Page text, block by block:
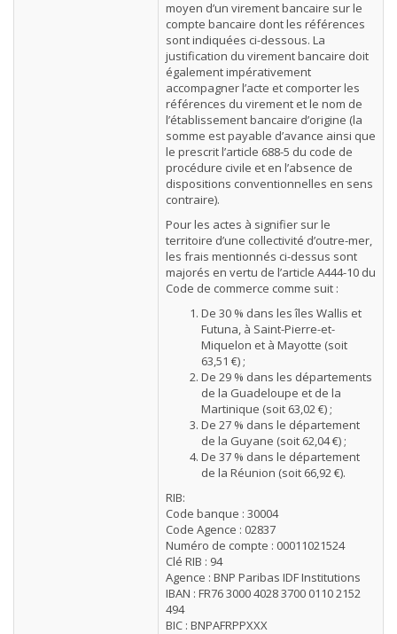
moyen d’un virement bancaire sur le
compte bancaire dont les références
sont indiquées ci-dessous. La
justification du virement bancaire doit
également impérativement
accompagner l’acte et comporter les
références du virement et le nom de
l’établissement bancaire d’origine (la
somme est payable d’avance ainsi que
le prescrit l’article 688-5 du code de
procédure civile et en l’absence de
dispositions conventionnelles en sens
contraire).
Pour les actes à signifier sur le
territoire d’une collectivité d’outre-mer,
les frais mentionnés ci-dessus sont
majorés en vertu de l’article A444-10 du
Code de commerce comme suit :
De 30 % dans les îles Wallis et
Futuna, à Saint-Pierre-et-
Miquelon et à Mayotte (soit
63,51 €) ;
De 29 % dans les départements
de la Guadeloupe et de la
Martinique (soit 63,02 €) ;
De 27 % dans le département
de la Guyane (soit 62,04 €) ;
De 37 % dans le département
de la Réunion (soit 66,92 €).
RIB:
Code banque : 30004
Code Agence : 02837
Numéro de compte : 00011021524
Clé RIB : 94
Agence : BNP Paribas IDF Institutions
IBAN : FR76 3000 4028 3700 0110 2152
494
BIC : BNPAFRPPXXX